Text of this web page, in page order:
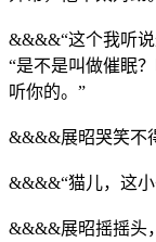
&&&&“这个我听说
“是不是叫做催眠
听你的。”
&&&&展昭哭笑不
&&&&“猫儿，这小
&&&&展昭摇摇